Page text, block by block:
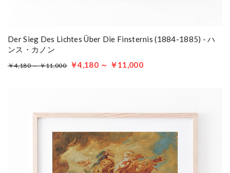
Der Sieg Des Lichtes Über Die Finsternis (1884-1885) - ハ
ンス・カノン
￥4,180 ～ ￥11,000 ￥4,180 ～ ￥11,000